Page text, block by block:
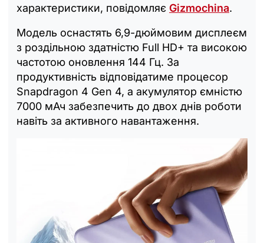
характеристики, повідомляє Gizmochina.
Модель оснастять 6,9-дюймовим дисплеєм
з роздільною здатністю Full HD+ та високою
частотою оновлення 144 Гц. За
продуктивність відповідатиме процесор
Snapdragon 4 Gen 4, а акумулятор ємністю
7000 мАч забезпечить до двох днів роботи
навіть за активного навантаження.